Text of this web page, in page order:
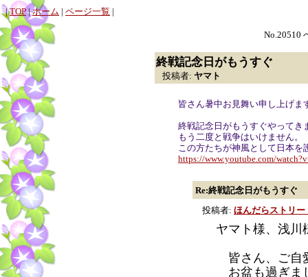
|TOP|ホーム | ページ一覧 |
No.20510
終戦記念日がもうすぐ
投稿者: ヤマト
皆さん暑中お見舞い申し上げま
終戦記念日がもうすぐやってき
もう二度と戦争はいけません。
この方たちが神風として日本を
https://www.youtube.com/
Re:終戦記念日がもうすぐ
投稿者: ほんだらストリー
ヤマト様、浅川
皆さん、ご自
お盆も過ぎま